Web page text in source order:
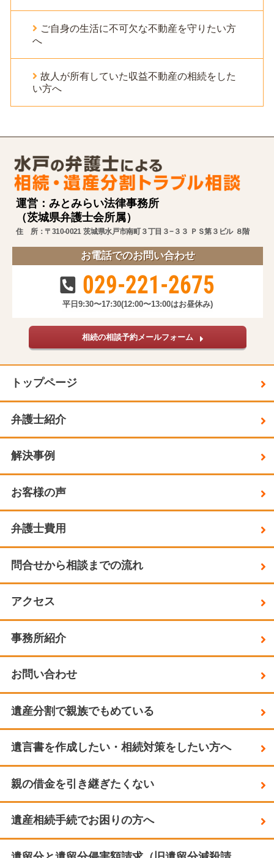
ご自身の生活に不可欠な不動産を守りたい方
へ
故人が所有していた収益不動産の相続をした
い方へ
運営：みとみらい法律事務所
（茨城県弁護士会所属）
住 所：〒310-0021 茨城県水戸市南町３丁目３−３３ ＰＳ第３ビル ８階
お電話でのお問い合わせ
029-221-2675
平日9:30〜17:30(12:00〜13:00はお昼休み)
相続の相談予約メールフォーム
トップページ
弁護士紹介
解決事例
お客様の声
弁護士費用
問合せから相談までの流れ
アクセス
事務所紹介
お問い合わせ
遺産分割で親族でもめている
遺言書を作成したい・相続対策をしたい方へ
親の借金を引き継ぎたくない
遺産相続手続でお困りの方へ